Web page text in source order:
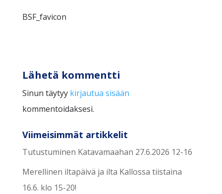
BSF_favicon
Lähetä kommentti
Sinun täytyy kirjautua sisään
kommentoidaksesi.
Viimeisimmät artikkelit
Tutustuminen Katavamaahan 27.6.2026 12-16
Merellinen iltapäivä ja ilta Kallossa tiistaina
16.6. klo 15-20!